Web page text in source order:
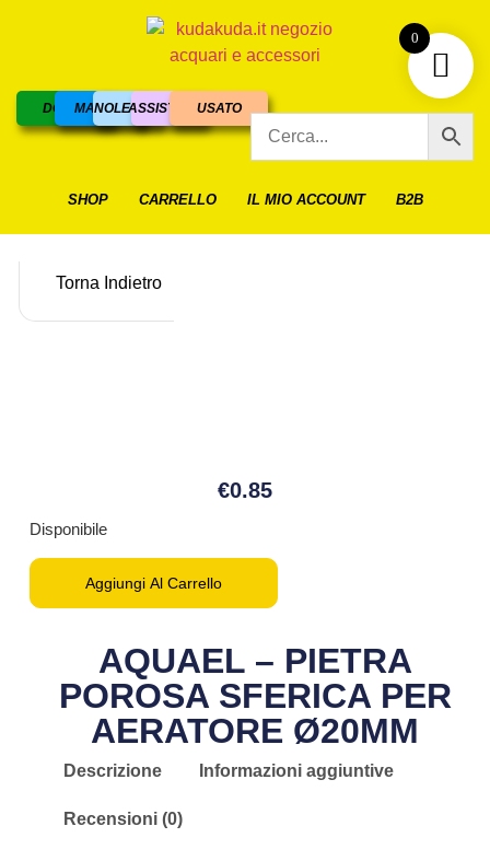
DOLCEMARINO
NOLEGGIOASSISTENZAUSATO
SHOP CARRELLO IL MIO ACCOUNT B2B
Torna Indietro
€0.85
Disponibile
Aggiungi Al Carrello
AQUAEL – PIETRA
POROSA SFERICA PER
AERATORE Ø20MM
Descrizione Informazioni aggiuntive
Recensioni (0)
0